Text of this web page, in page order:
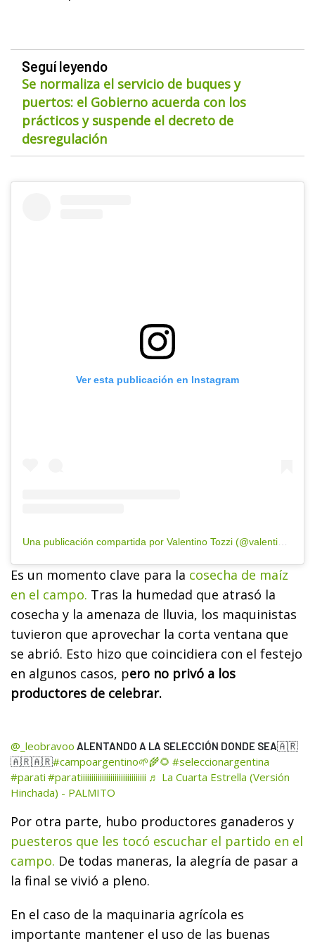
Seguí leyendo
Se normaliza el servicio de buques y
puertos: el Gobierno acuerda con los
prácticos y suspende el decreto de
desregulación
Ver esta publicación en Instagram
Una publicación compartida por Valentino Tozzi (@valentino_tozzi)
Es un momento clave para la cosecha de maíz
en el campo. Tras la humedad que atrasó la
cosecha y la amenaza de lluvia, los maquinistas
tuvieron que aprovechar la corta ventana que
se abrió. Esto hizo que coincidiera con el festejo
en algunos casos, pero no privó a los
productores de celebrar.
@_leobravoo ALENTANDO A LA SELECCIÓN DONDE SEA🇦🇷
🇦🇷🇦🇷#campoargentino🌱🌾🌻 #seleccionargentina
#parati #paratiiiiiiiiiiiiiiiiiiiiiiiiiiiiiii ♬ La Cuarta Estrella (Versión
Hinchada) - PALMITO
Por otra parte, hubo productores ganaderos y
puesteros que les tocó escuchar el partido en el
campo. De todas maneras, la alegría de pasar a
la final se vivió a pleno.
En el caso de la maquinaria agrícola es
importante mantener el uso de las buenas